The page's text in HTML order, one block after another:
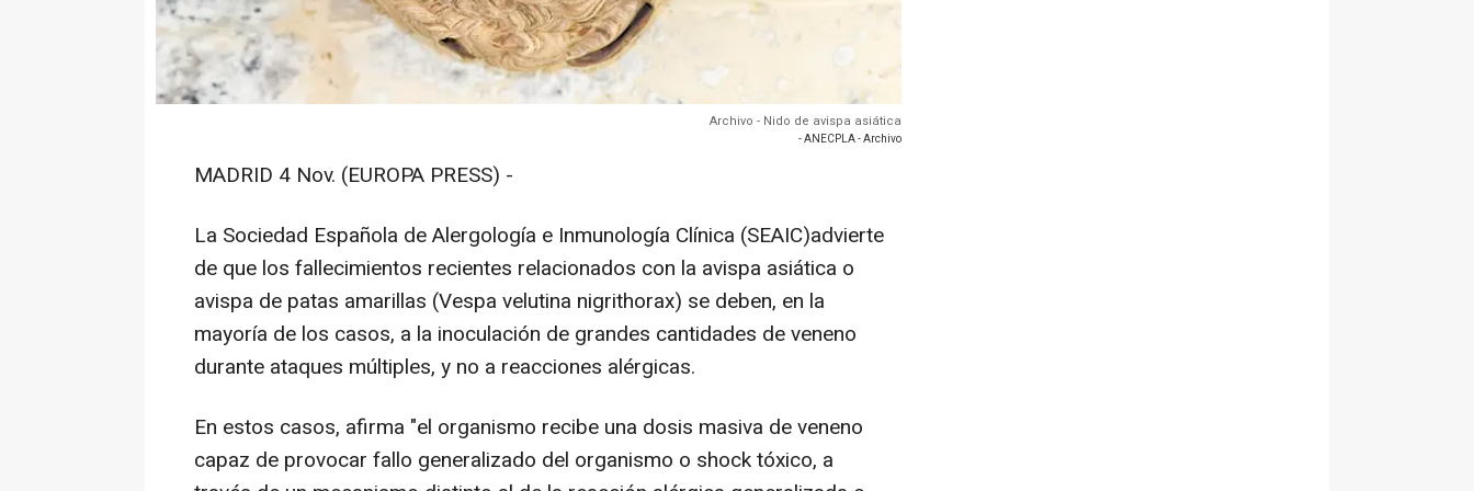
Archivo - Nido de avispa asiática
- ANECPLA - Archivo
MADRID 4 Nov. (EUROPA PRESS) -
La Sociedad Española de Alergología e Inmunología Clínica (SEAIC)advierte
de que los fallecimientos recientes relacionados con la avispa asiática o
avispa de patas amarillas (Vespa velutina nigrithorax) se deben, en la
mayoría de los casos, a la inoculación de grandes cantidades de veneno
durante ataques múltiples, y no a reacciones alérgicas.
En estos casos, afirma "el organismo recibe una dosis masiva de veneno
capaz de provocar fallo generalizado del organismo o shock tóxico, a